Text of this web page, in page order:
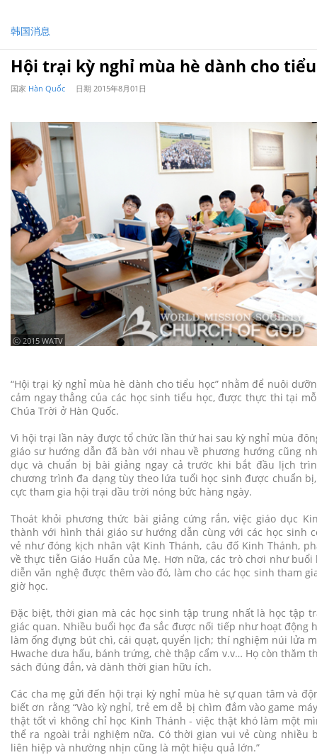
韩国消息
Hội trại kỳ nghỉ mùa hè dành cho
国家 Hàn Quốc 日期 2015年8月01日
ⓒ 2015 WATV
“Hội trại kỳ nghỉ mùa hè dành cho tiểu học” nhằm để nuôi
cảm ngay thẳng của các học sinh tiểu học, được thực thi tại
Chúa Trời ở Hàn Quốc.
Vì hội trại lần này được tổ chức lần thứ hai sau kỳ nghỉ mùa
giáo sư hướng dẫn đã bàn với nhau về phương hướng cũng
dục và chuẩn bị bài giảng ngay cả trước khi bắt đầu lịch
chương trình đa dạng tùy theo lứa tuổi học sinh được chuẩn
cực tham gia hội trại dầu trời nóng bức hàng ngày.
Thoát khỏi phương thức bài giảng cứng rắn, việc giáo dục
thành với hình thái giáo sư hướng dẫn cùng với các học sinh
vẻ như đóng kịch nhân vật Kinh Thánh, câu đố Kinh Thánh,
về thực tiễn Giáo Huấn của Mẹ. Hơn nữa, các trò chơi như buổi
diễn văn nghệ được thêm vào đó, làm cho các học sinh tham
giờ học.
Đặc biệt, thời gian mà các học sinh tập trung nhất là học tập
giác quan. Nhiều buổi học đa sắc được nối tiếp như hoạt động
làm ống đựng bút chì, cái quạt, quyển lịch; thí nghiệm núi lửa
Hwache dưa hấu, bánh trứng, chè thập cẩm v.v… Họ còn thăm
sách đúng đắn, và dành thời gian hữu ích.
Các cha mẹ gửi đến hội trại kỳ nghỉ mùa hè sự quan tâm và
biết ơn rằng “Vào kỳ nghỉ, trẻ em dễ bị chìm đắm vào game
thật tốt vì không chỉ học Kinh Thánh - việc thật khó làm một
thể ra ngoài trải nghiệm nữa. Có thời gian vui vẻ cùng nhiều
liên hiệp và nhường nhịn cũng là một hiệu quả lớn.”